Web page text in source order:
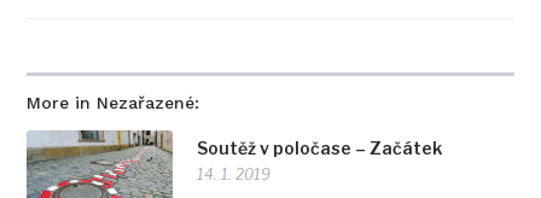
More in Nezařazené:
Soutěž v poločase – Začátek
14. 1. 2019